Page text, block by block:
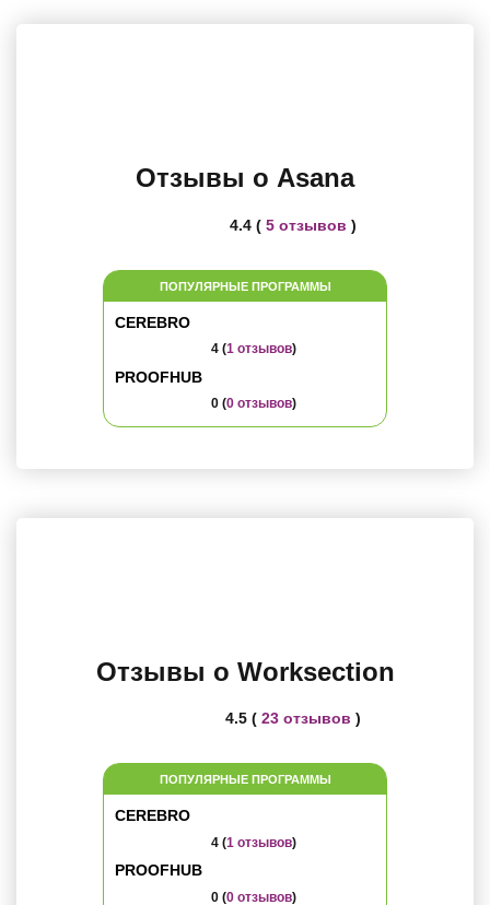
Отзывы о Asana
4.4 ( 5 отзывов )
ПОПУЛЯРНЫЕ ПРОГРАММЫ
CEREBRO
4 (1 отзывов)
PROOFHUB
0 (0 отзывов)
Отзывы о Worksection
4.5 ( 23 отзывов )
ПОПУЛЯРНЫЕ ПРОГРАММЫ
CEREBRO
4 (1 отзывов)
PROOFHUB
0 (0 отзывов)